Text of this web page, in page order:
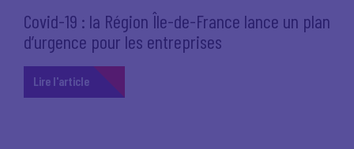
Covid-19 : la Région Île-de-France lance un plan
d’urgence pour les entreprises
Lire l'article